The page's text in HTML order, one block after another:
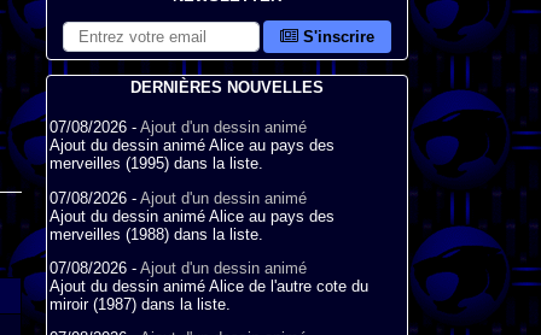
S'inscrire
DERNIÈRES NOUVELLES
07/08/2026 - Ajout d'un dessin animé
Ajout du dessin animé Alice au pays des
merveilles (1995) dans la liste.
07/08/2026 - Ajout d'un dessin animé
Ajout du dessin animé Alice au pays des
merveilles (1988) dans la liste.
07/08/2026 - Ajout d'un dessin animé
Ajout du dessin animé Alice de l'autre cote du
miroir (1987) dans la liste.